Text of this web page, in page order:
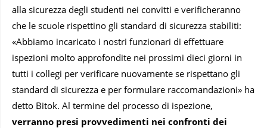
alla sicurezza degli studenti nei convitti e verificheranno
che le scuole rispettino gli standard di sicurezza stabiliti:
«Abbiamo incaricato i nostri funzionari di effettuare
ispezioni molto approfondite nei prossimi dieci giorni in
tutti i collegi per verificare nuovamente se rispettano gli
standard di sicurezza e per formulare raccomandazioni» ha
detto Bitok. Al termine del processo di ispezione,
verranno presi provvedimenti nei confronti dei